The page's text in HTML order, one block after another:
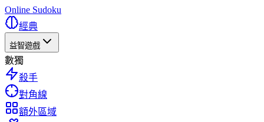
Online Sudoku
經典
益智遊戲
數獨
殺手
對角線
額外區域